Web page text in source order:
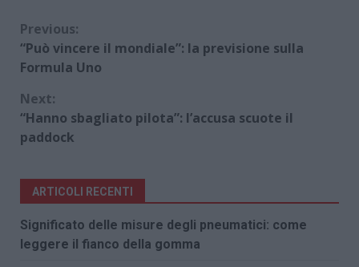
Continue
Reading
Previous:
“Può vincere il mondiale”: la previsione sulla
Formula Uno
Next:
“Hanno sbagliato pilota”: l’accusa scuote il
paddock
ARTICOLI RECENTI
Significato delle misure degli pneumatici: come
leggere il fianco della gomma